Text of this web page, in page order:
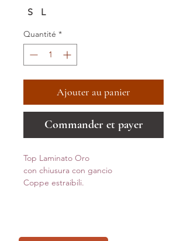
S
L
Quantité *
Ajouter au panier
Commander et payer
Top Laminato Oro
con chiusura con gancio
Coppe estraibili.